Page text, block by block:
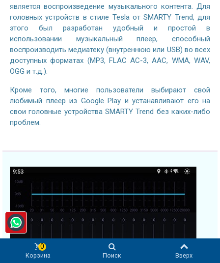
является воспроизведение музыкального контента. Для
головных устройств в стиле Tesla от SMARTY Trend, для
этого был разработан удобный и простой в
использовании музыкальный плеер, способный
воспроизводить медиатеку (внутреннюю или USB) во всех
доступных форматах (MP3, FLAC AC-3, AAC, WMA, WAV,
OGG и т.д.).
Кроме того, многие пользователи выбирают свой
любимый плеер из Google Play и устанавливают его на
свои головные устройства SMARTY Trend без каких-либо
проблем.
Корзина
0
Поиск Вверх